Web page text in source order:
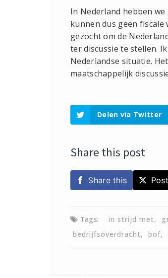
In Nederland hebben
kunnen dus geen
gezocht om de
ter discussie te stellen.
Nederlandse situatie.
maatschappelijk
Delen via Twitter
Share this post
Share this
Tags: in strijd met
bedrijfsoverdracht
bof